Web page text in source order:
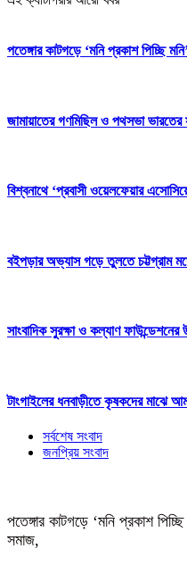
পতেঙ্গার কাটগড়ে ‘মনি প্রকাশ পিচ্ছি
জামায়াতের গণমিছিল ও পথসভা
বিশ্বনাথে ‘প্রবাসী ওয়েলফেয়ার
বইপড়ার অভ্যাস গড়ে তুলতে চট্টগ্রাম
সাংবাদিক সুরক্ষা ও কল্যাণ
টাংগাইলের ধনবাড়ীতে কৃষকদের মাঝে
সর্বশেষ সংবাদ
জনপ্রিয় সংবাদ
পতেঙ্গার কাটগড়ে ‘মনি প্রকাশ
সমাজ,